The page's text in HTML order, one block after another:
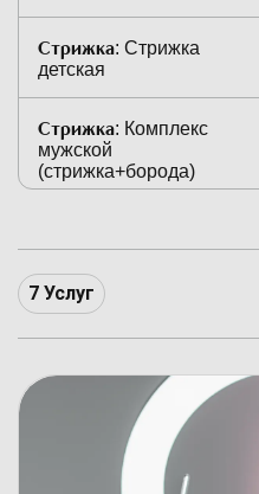
Стрижка: Стрижка
детская
Стрижка: Комплекс
мужской
(стрижка+борода)
Окрашивание в один тон
Окрашивание волос
Окрашивание волос
Окрашивание волос 2-3
7 Услуг